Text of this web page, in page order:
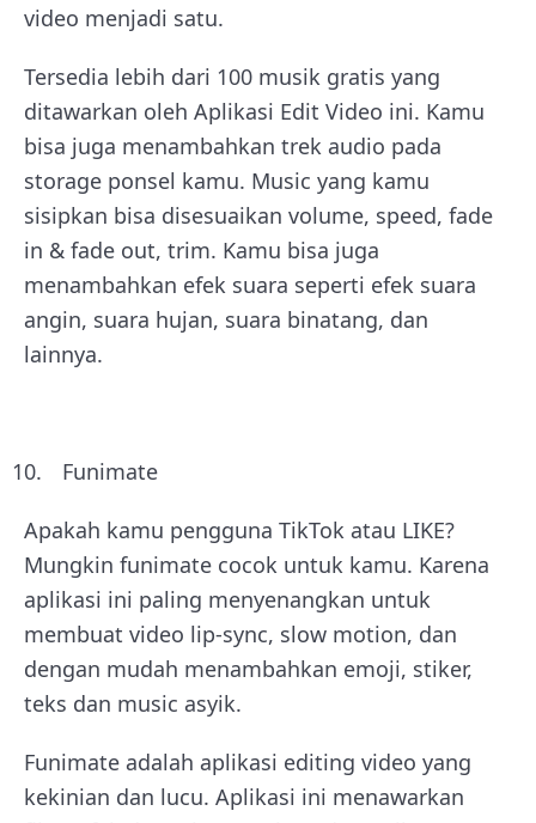
video menjadi satu.
Tersedia lebih dari 100 musik gratis yang
ditawarkan oleh Aplikasi Edit Video ini. Kamu
bisa juga menambahkan trek audio pada
storage ponsel kamu. Music yang kamu
sisipkan bisa disesuaikan volume, speed, fade
in & fade out, trim. Kamu bisa juga
menambahkan efek suara seperti efek suara
angin, suara hujan, suara binatang, dan
lainnya.
Funimate
Apakah kamu pengguna TikTok atau LIKE?
Mungkin funimate cocok untuk kamu. Karena
aplikasi ini paling menyenangkan untuk
membuat video lip-sync, slow motion, dan
dengan mudah menambahkan emoji, stiker,
teks dan music asyik.
Funimate adalah aplikasi editing video yang
kekinian dan lucu. Aplikasi ini menawarkan